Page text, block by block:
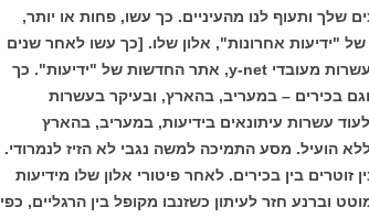
ותעוף לנו מהעיניים. כך עשו, פחות או יותר,
"ידיעות אחרונות", אלון שלו. [כך עשו לאחר שנים
לעורך שבא במקומו, משה ורדי] כך עשו לכמה עשרות מעובדי y-net, אתר החדשות של "ידיעות". כך
בכירים – במעריב, בהארץ, ובעיקר בעשרות
עשרות עיתונאים בידיעות, במעריב, בהארץ
הועיל. מסע התמיכה למשה נגבי לא הזיז לנמרודי.
בין בכירים. לאחר פיטורי אלון שלו מידיעות
וברנע חזר לעיתון כשזנבו מקופל בין הרגליים, כפי